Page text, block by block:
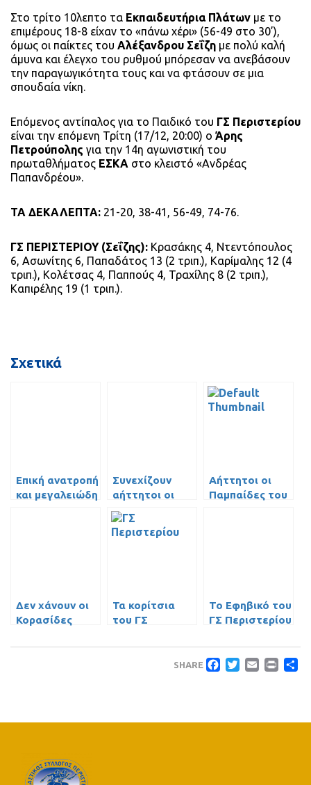
Στο τρίτο 10λεπτο τα Εκπαιδευτήρια Πλάτων με το
επιμέρους 18-8 είχαν το «πάνω χέρι» (56-49 στο 30’),
όμως οι παίκτες του Αλέξανδρου Σεΐζη με πολύ καλή
άμυνα και έλεγχο του ρυθμού μπόρεσαν να ανεβάσουν
την παραγωγικότητα τους και να φτάσουν σε μια
σπουδαία νίκη.
Επόμενος αντίπαλος για το Παιδικό του ΓΣ Περιστερίου
είναι την επόμενη Τρίτη (17/12, 20:00) ο Άρης
Πετρούπολης για την 14η αγωνιστική του
πρωταθλήματος ΕΣΚΑ στο κλειστό «Ανδρέας
Παπανδρέου».
ΤΑ ΔΕΚΑΛΕΠΤΑ: 21-20, 38-41, 56-49, 74-76.
ΓΣ ΠΕΡΙΣΤΕΡΙΟΥ (Σεΐζης): Κρασάκης 4, Ντεντόπουλος
6, Ασωνίτης 6, Παπαδάτος 13 (2 τριπ.), Καρίμαλης 12 (4
τριπ.), Κολέτσας 4, Παππούς 4, Τραχίλης 8 (2 τριπ.),
Καπιρέλης 19 (1 τριπ.).
Σχετικά
Επική ανατροπή
και μεγαλειώδη
Συνεχίζουν
αήττητοι οι
Παίδες
Αήττητοι οι
Παμπαίδες του
Δεν χάνουν οι
Κορασίδες
Τα κορίτσια
του ΓΣ
έκαναν το «2
Το Εφηβικό του
ΓΣ Περιστερίου
τον
Παναθηναϊκό
SHARE